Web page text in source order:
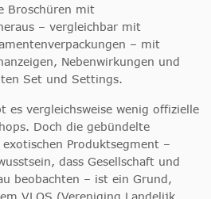
Broschüren mit
– vergleichbar mit
– mit
Nebenwirkungen und
Set und Settings.
es vergleichsweise wenig offizielle
Doch die gebündelte
Produktsegment –
dass Gesellschaft und
beobachten – ist ein Grund,